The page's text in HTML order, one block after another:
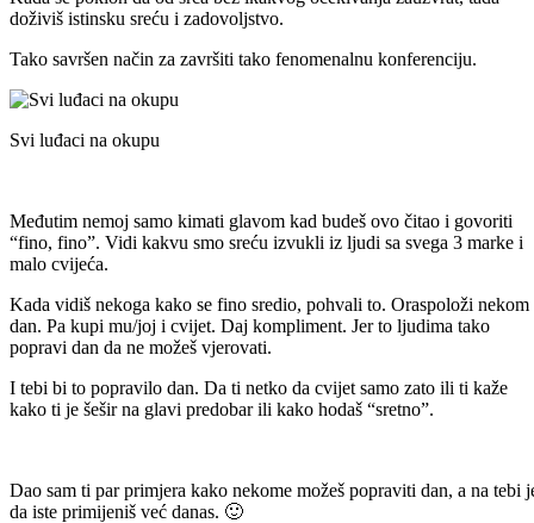
doživiš istinsku sreću i zadovoljstvo.
Tako savršen način za završiti tako fenomenalnu konferenciju.
Svi luđaci na okupu
Međutim nemoj samo kimati glavom kad budeš ovo čitao i govoriti
“fino, fino”. Vidi kakvu smo sreću izvukli iz ljudi sa svega 3 marke i
malo cvijeća.
Kada vidiš nekoga kako se fino sredio, pohvali to. Oraspoloži nekom
dan. Pa kupi mu/joj i cvijet. Daj kompliment. Jer to ljudima tako
popravi dan da ne možeš vjerovati.
I tebi bi to popravilo dan. Da ti netko da cvijet samo zato ili ti kaže
kako ti je šešir na glavi predobar ili kako hodaš “sretno”.
Dao sam ti par primjera kako nekome možeš popraviti dan, a na tebi
da iste primijeniš već danas. 🙂